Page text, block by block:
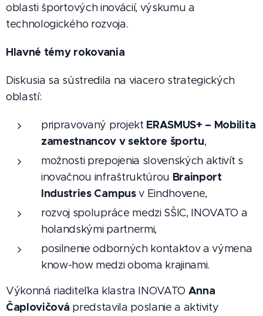
oblasti športových inovácií, výskumu a
technologického rozvoja.
Hlavné témy rokovania
Diskusia sa sústredila na viacero strategických
oblastí:
pripravovaný projekt ERASMUS+ – Mobilita
zamestnancov v sektore športu,
možnosti prepojenia slovenských aktivít s
inovačnou infraštruktúrou Brainport
Industries Campusv Eindhovene,
rozvoj spolupráce medzi SŠIC, INOVATO a
holandskými partnermi,
posilnenie odborných kontaktov a výmena
know-how medzi oboma krajinami.
Výkonná riaditeľka klastra INOVATO Anna
Čaplovičová predstavila poslanie a aktivity